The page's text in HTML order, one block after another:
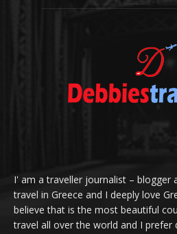
I' am a traveller journalist – blogger
travel in Greece and I deeply love
believe that is the most beautiful
travel all over the world and I prefer